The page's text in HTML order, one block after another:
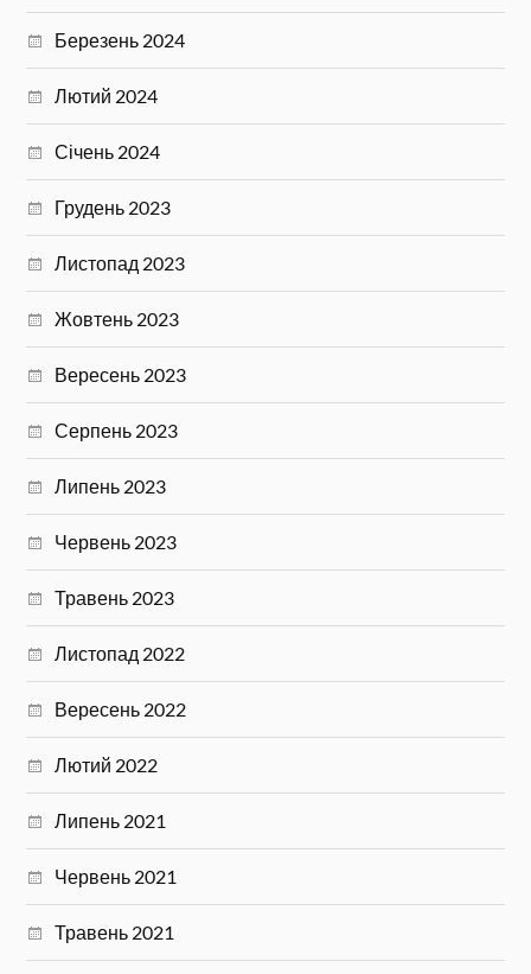
Березень 2024
Лютий 2024
Січень 2024
Грудень 2023
Листопад 2023
Жовтень 2023
Вересень 2023
Серпень 2023
Липень 2023
Червень 2023
Травень 2023
Листопад 2022
Вересень 2022
Лютий 2022
Липень 2021
Червень 2021
Травень 2021